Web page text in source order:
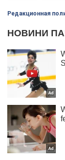
Редакционная